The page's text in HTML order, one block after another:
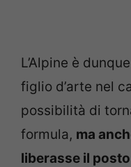
L’Alpine è
figlio d’arte nel
possibilità di
formula, ma
liberasse il